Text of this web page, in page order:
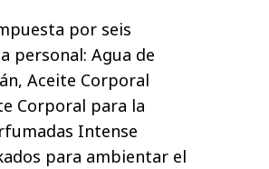
por seis
personal: Agua de
Aceite Corporal
Corporal para la
Intense
para ambientar el